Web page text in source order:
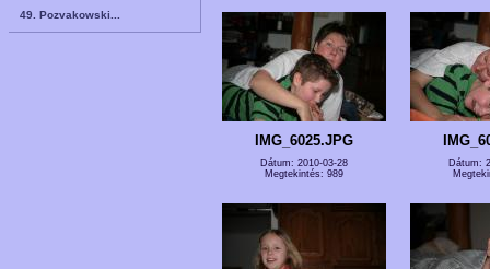
49. Pozvakowski...
IMG_6025.JPG
Dátum: 2010-03-28
Megtekintés: 989
Dátum: